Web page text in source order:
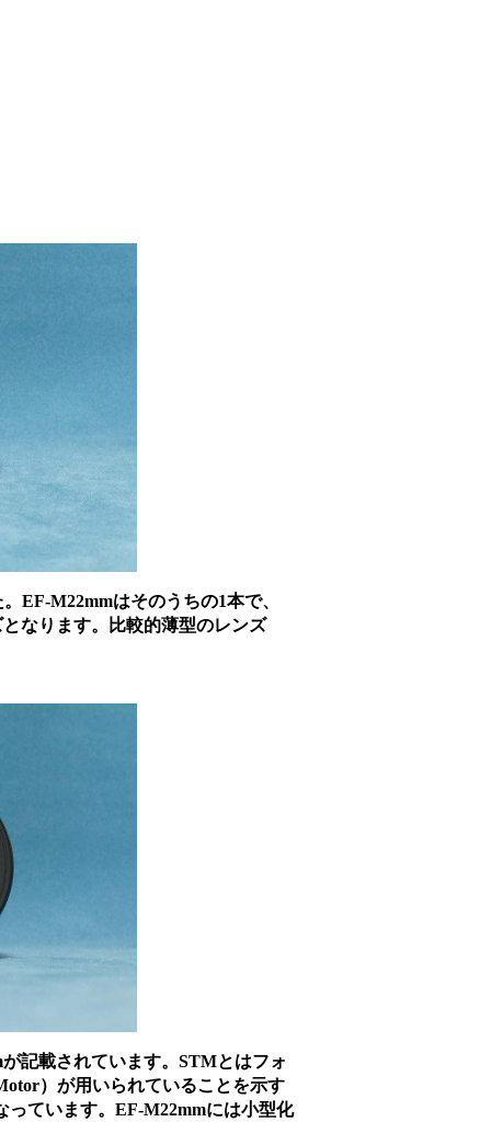
EF-M22mmはそのうちの1本で、
なります。比較的薄型のレンズ
記載されています。STMとはフォ
）が用いられていることを示す
ています。EF-M22mmには小型化